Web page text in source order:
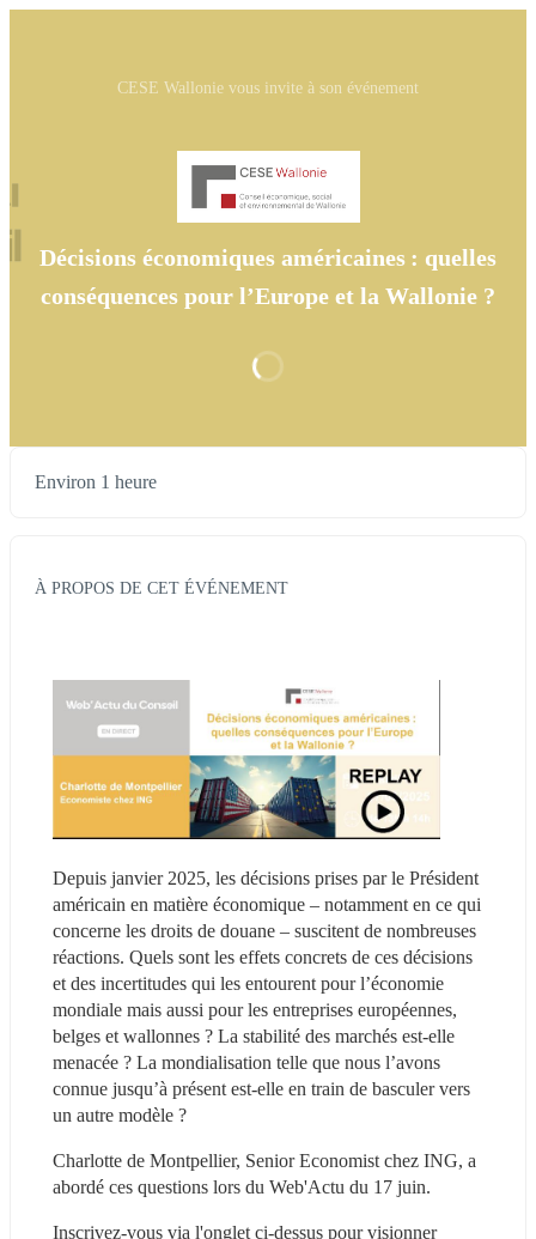
CESE Wallonie vous invite à son événement
Décisions économiques américaines : quelles
conséquences pour l’Europe et la Wallonie ?
Environ 1 heure
À PROPOS DE CET ÉVÉNEMENT
Depuis janvier 2025, les décisions prises par le Président
américain en matière économique – notamment en ce qui
concerne les droits de douane – suscitent de nombreuses
réactions. Quels sont les effets concrets de ces décisions
et des incertitudes qui les entourent pour l’économie
mondiale mais aussi pour les entreprises européennes,
belges et wallonnes ? La stabilité des marchés est-elle
menacée ? La mondialisation telle que nous l’avons
connue jusqu’à présent est-elle en train de basculer vers
un autre modèle ?
Charlotte de Montpellier, Senior Economist chez ING, a
abordé ces questions lors du Web'Actu du 17 juin.
Inscrivez-vous via l'onglet ci-dessus pour visionner